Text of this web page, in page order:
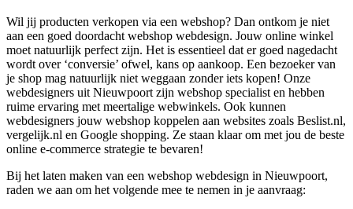
Wil jij producten verkopen via een webshop? Dan ontkom je niet
aan een goed doordacht webshop webdesign. Jouw online winkel
moet natuurlijk perfect zijn. Het is essentieel dat er goed nagedacht
wordt over ‘conversie’ ofwel, kans op aankoop. Een bezoeker van
je shop mag natuurlijk niet weggaan zonder iets kopen! Onze
webdesigners uit Nieuwpoort zijn webshop specialist en hebben
ruime ervaring met meertalige webwinkels. Ook kunnen
webdesigners jouw webshop koppelen aan websites zoals Beslist.nl,
vergelijk.nl en Google shopping. Ze staan klaar om met jou de beste
online e-commerce strategie te bevaren!
Bij het laten maken van een webshop webdesign in Nieuwpoort,
raden we aan om het volgende mee te nemen in je aanvraag: